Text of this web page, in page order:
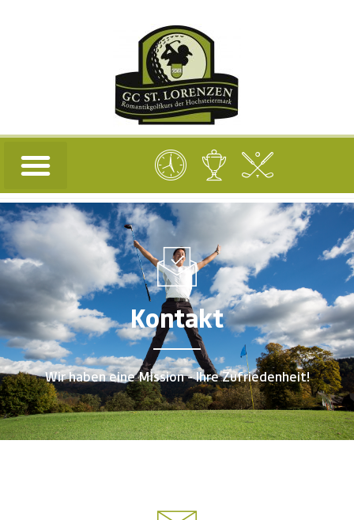
Kontakt
Wir haben eine Mission - Ihre Zufriedenheit!